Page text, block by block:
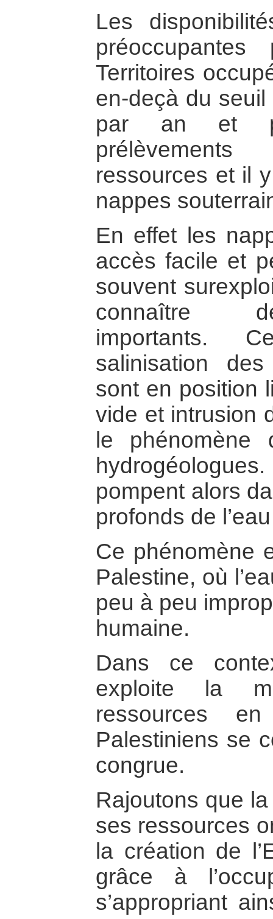
Les
Territoires
en-deçà du
par an et
ressources et il
nappes
En effet les
accès facile et
souvent
connaître
importants.
salinisation
sont en position
vide et intrusion
le
pompent alors
profonds de
Ce phénomène
Palestine, où
peu à peu
humaine.
Dans ce
exploite la
ressources
Palestiniens se
congrue.
Rajoutons que
ses ressources
la création de
grâce à
s’appropriant